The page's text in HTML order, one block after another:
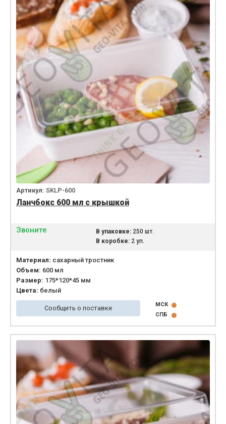
Артикул: SKLP-600
Ланчбокс 600 мл с крышкой
Звоните В упаковке:250 шт.
В коробке:2 уп.
Материал: сахарный тростник
Объем: 600 мл
Размер: 175*120*45 мм
Цвета: белый
Сообщить о поставке
МСК
СПБ